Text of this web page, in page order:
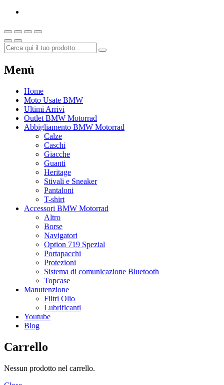
Menù
Home
Moto Usate BMW
Ultimi Arrivi
Outlet BMW Motorrad
Abbigliamento BMW Motorrad
Calze
Caschi
Giacche
Guanti
Heritage
Stivali e Sneaker
Pantaloni
T-shirt
Accessori BMW Motorrad
Altro
Borse
Navigatori
Option 719 Spezial
Portapacchi
Protezioni
Sistema di comunicazione Bluetooth
Topcase
Manutenzione
Filtri Olio
Lubrificanti
Youtube
Blog
Carrello
Nessun prodotto nel carrello.